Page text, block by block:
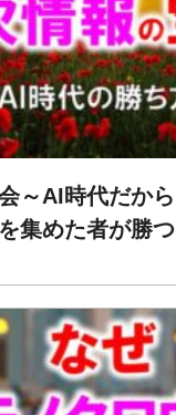
～AI時代だか
集めた者が勝